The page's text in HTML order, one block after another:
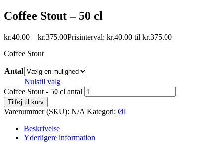
Coffee Stout – 50 cl
kr.40.00 – kr.375.00Prisinterval: kr.40.00 til kr.375.00
Coffee Stout
Antal
Nulstil valg
Coffee Stout - 50 cl antal
Tilføj til kurv
Varenummer (SKU): N/A Kategori: Øl
Beskrivelse
Yderligere information